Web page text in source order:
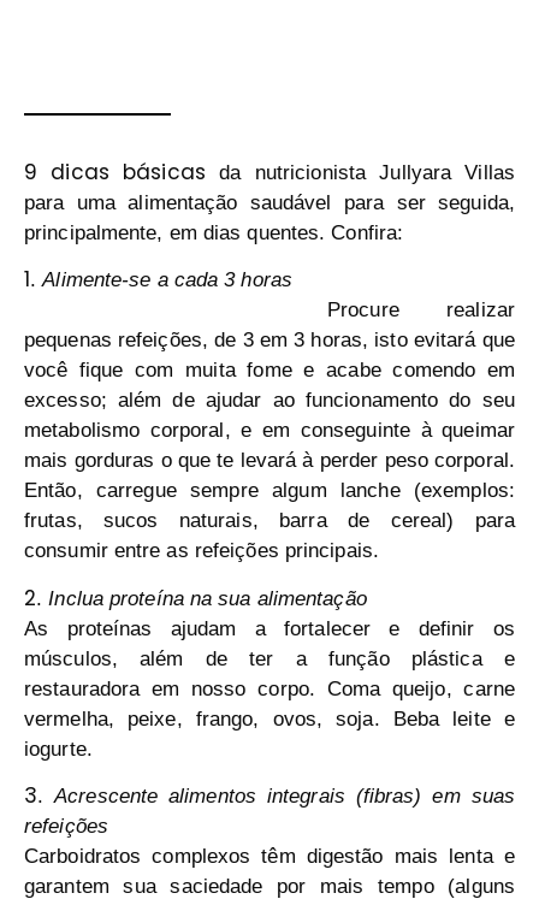
9 dicas básicas da nutricionista Jullyara Villas
para uma alimentação saudável para ser seguida,
principalmente, em dias quentes. Confira:
1.Alimente-se a cada 3 horas
Procure realizar
pequenas refeições, de 3 em 3 horas, isto evitará que
você fique com muita fome e acabe comendo em
excesso; além de ajudar ao funcionamento do seu
metabolismo corporal, e em conseguinte à queimar
mais gorduras o que te levará à perder peso corporal.
Então, carregue sempre algum lanche (exemplos:
frutas, sucos naturais, barra de cereal) para
consumir entre as refeições principais.
2. Inclua proteína na sua alimentação
As proteínas ajudam a fortalecer e definir os
músculos, além de ter a função plástica e
restauradora em nosso corpo. Coma queijo, carne
vermelha, peixe, frango, ovos, soja. Beba leite e
iogurte.
3.Acrescente alimentos integrais (fibras) em suas
refeições
Carboidratos complexos têm digestão mais lenta e
garantem sua saciedade por mais tempo (alguns